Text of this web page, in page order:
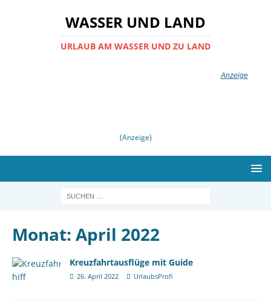
WASSER UND LAND
URLAUB AM WASSER UND ZU LAND
(Anzeige)
Monat: April 2022
Kreuzfahrtausflüge mit Guide
26. April 2022 UrlaubsProfi